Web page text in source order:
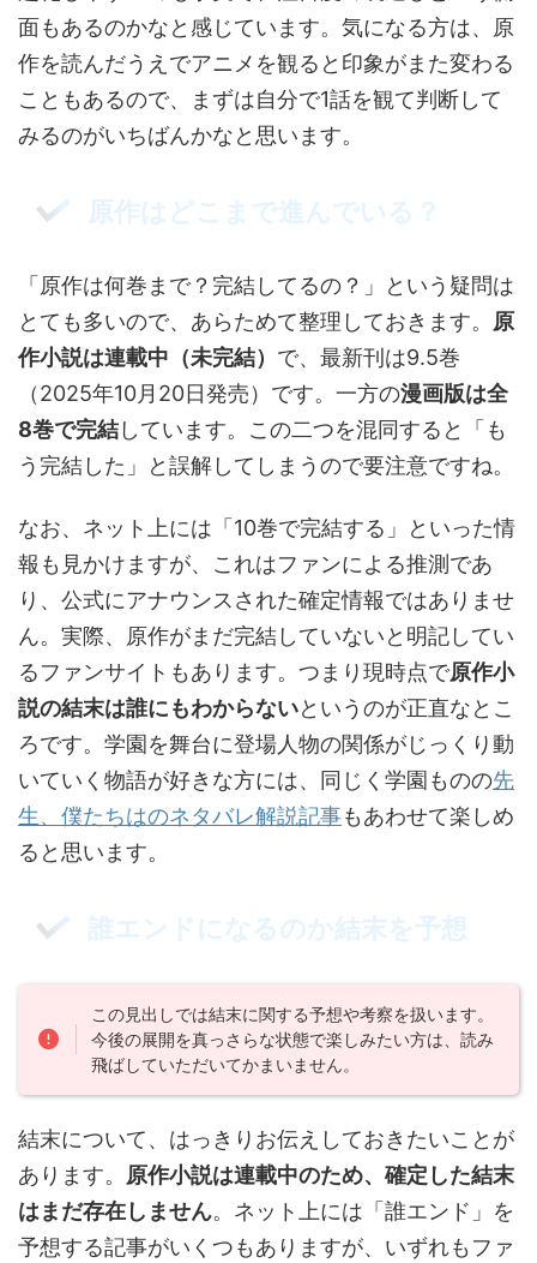
面もあるのかなと感じています。気になる方は、原
作を読んだうえでアニメを観ると印象がまた変わる
こともあるので、まずは自分で1話を観て判断して
みるのがいちばんかなと思います。
原作はどこまで進んでいる？
「原作は何巻まで？完結してるの？」という疑問は
とても多いので、あらためて整理しておきます。 原
作小説は連載中（未完結） で、最新刊は9.5巻
（2025年10月20日発売）です。一方の漫画版は全
8巻で完結しています。この二つを混同すると「も
う完結した」と誤解してしまうので要注意ですね。
なお、ネット上には「10巻で完結する」といった情
報も見かけますが、これはファンによる推測であ
り、公式にアナウンスされた確定情報ではありませ
ん。実際、原作がまだ完結していないと明記してい
るファンサイトもあります。つまり現時点で原作小
説の結末は誰にもわからないというのが正直なとこ
ろです。学園を舞台に登場人物の関係がじっくり動
いていく物語が好きな方には、同じく学園ものの先
生、僕たちはのネタバレ解説記事もあわせて楽しめ
ると思います。
誰エンドになるのか結末を予想
この見出しでは結末に関する予想や考察を扱います。
今後の展開を真っさらな状態で楽しみたい方は、読み
飛ばしていただいてかまいません。
結末について、はっきりお伝えしておきたいことが
あります。 原作小説は連載中のため、確定した結末
はまだ存在しません。ネット上には「誰エンド」を
予想する記事がいくつもありますが、いずれもファ